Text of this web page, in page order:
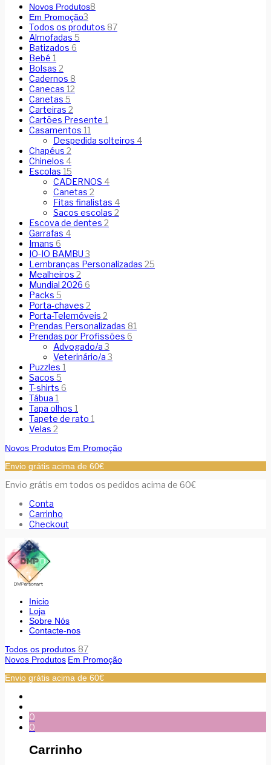
Novos Produtos8
Em Promoção3
Todos os produtos 87
Almofadas 5
Batizados 6
Bebé 1
Bolsas 2
Cadernos 8
Canecas 12
Canetas 5
Carteiras 2
Cartões Presente 1
Casamentos 11
Despedida solteiros 4
Chapéus 2
Chinelos 4
Escolas 15
CADERNOS 4
Canetas 2
Fitas finalistas 4
Sacos escolas 2
Escova de dentes 2
Garrafas 4
Imans 6
IO-IO BAMBU3
Lembranças Personalizadas 25
Mealheiros 2
Mundial 2026 6
Packs 5
Porta-chaves 2
Porta-Telemóveis 2
Prendas Personalizadas 81
Prendas por Profissões 6
Advogado/a3
Veterinário/a3
Puzzles 1
Sacos 5
T-shirts 6
Tábua 1
Tapa olhos 1
Tapete de rato 1
Velas 2
Novos Produtos Em Promoção
Envio grátis acima de 60€
Envio grátis em todos os pedidos acima de 60€
Conta
Carrinho
Checkout
Inicio
Loja
Sobre Nós
Contacte-nos
Todos os produtos 87
Novos Produtos Em Promoção
Envio grátis acima de 60€
0
0
Carrinho